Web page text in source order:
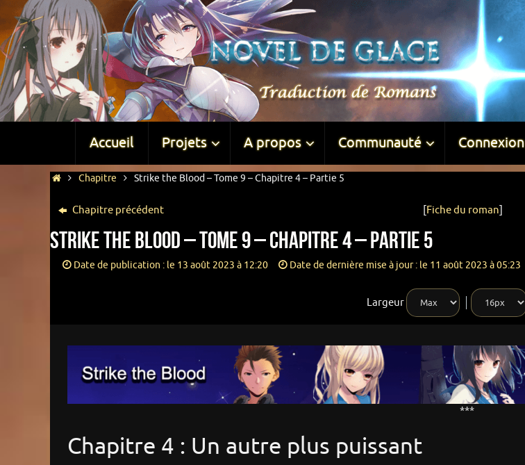
Accueil Projets A propos Communauté Connexion
Chapitre Strike the Blood – Tome 9 – Chapitre 4 – Partie 5
Chapitre précédent [Fiche du roman]
Strike the Blood – Tome 9 – Chapitre 4 – Partie 5
Date de publication : le 13 août 2023 à 12:20 Date de dernière mise à jour : le 11 août 2023 à 05:23
Largeur
***
Chapitre 4 : Un autre plus puissant